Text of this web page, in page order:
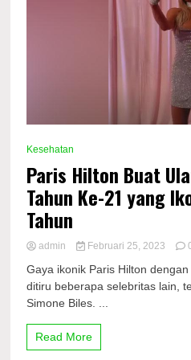
Kesehatan
Paris Hilton Buat
Tahun Ke-21 yang
Tahun
admin Februari 25, 2023
Gaya ikonik Paris Hilton
ditiru beberapa selebritas lain,
Simone Biles. ...
Read More